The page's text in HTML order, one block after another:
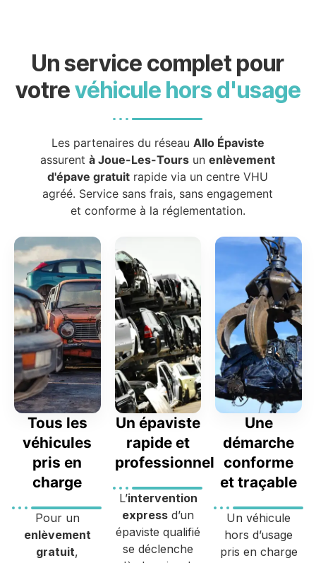
Un service complet pour
votrevéhicule hors d'usage
Les partenaires du réseau Allo Épaviste
assurentà Joue-Les-Tours unenlèvement
d'épave gratuit rapide via un centre VHU
agréé. Service sans frais, sans engagement
et conforme à la réglementation.
Tous les
véhicules
pris en
charge
Pour un
enlèvement
gratuit,
Un épaviste
rapide et
professionnel
L’intervention
express d’un
épaviste qualifié
se déclenche
Une
démarche
conforme
et traçable
Un véhicule
hors d’usage
pris en charge